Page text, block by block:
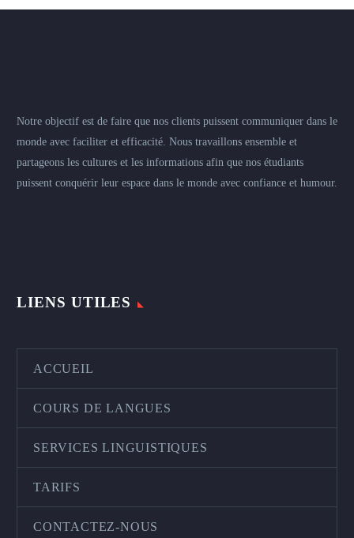
Notre objectif est de faire que nos clients puissent communiquer dans le
monde avec faciliter et efficacité. Nous travaillons ensemble et
partageons les cultures et les informations afin que nos étudiants
puissent conquérir leur espace dans le monde avec confiance et humour.
LIENS UTILES
ACCUEIL
COURS DE LANGUES
SERVICES LINGUISTIQUES
TARIFS
CONTACTEZ-NOUS